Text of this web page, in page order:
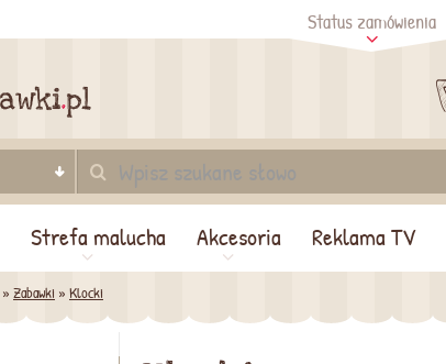
Sprawdź status Sprawdź
Status zamówienia
Strefa malucha Akcesoria Reklama TV
» Zabawki » Klocki